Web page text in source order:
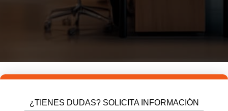
¿TIENES DUDAS? SOLICITA INFORMACIÓN